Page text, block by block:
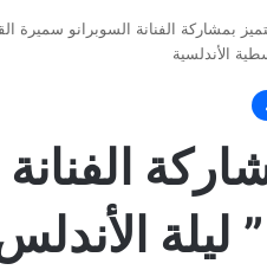
بمشاركة الفنانة السوبرانو سميرة
الأندلسية
ليلة